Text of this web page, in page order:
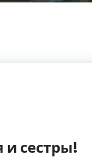
и сестры!